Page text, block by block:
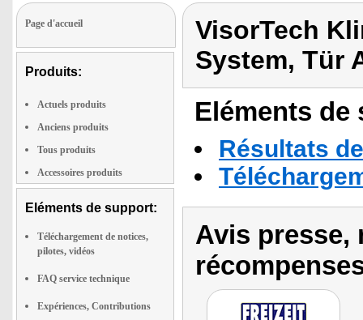
Page d'accueil
Produits:
Actuels produits
Anciens produits
Tous produits
Accessoires produits
Eléments de support:
Téléchargement de notices,
pilotes, vidéos
FAQ service technique
Expériences, Contributions
VisorTech
System, Tür
Eléments
Résultats
Avis presse,